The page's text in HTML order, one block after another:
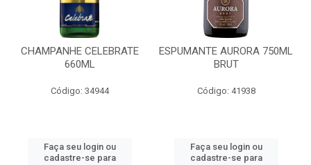
CHAMPANHE CELEBRATE
660ML
Código: 34944
Faça seu login ou
cadastre-se para
ESPUMANTE AURORA 750ML
BRUT
Código: 41938
Faça seu login ou
cadastre-se para